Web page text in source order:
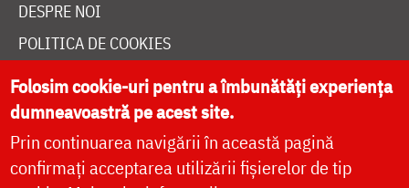
DESPRE NOI
POLITICA DE COOKIES
DONEAZĂ ONLINE PENTRU CATEDRALA NAȚIONALĂ
LIVE
Folosim cookie-uri pentru a îmbunătăți experiența
dumneavoastră pe acest site.
Prin continuarea navigării în această pagină
confirmați acceptarea utilizării fișierelor de tip